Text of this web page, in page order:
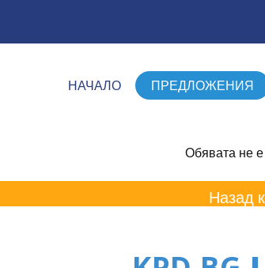
НАЧАЛО ПРЕДЛОЖЕНИЯ
Обявата не
Назад